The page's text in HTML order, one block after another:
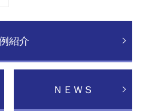
紹介
ＮＥＷＳ